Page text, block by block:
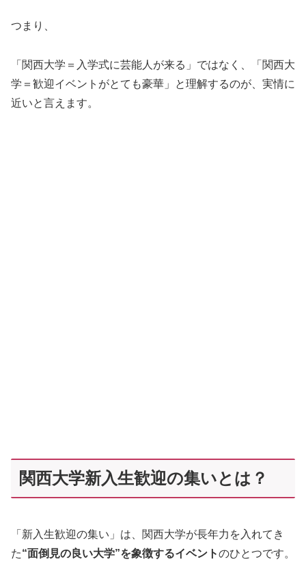
つまり、
「関西大学＝入学式に芸能人が来る」ではなく、「関西大
学＝歓迎イベントがとても豪華」と理解するのが、実情に
近いと言えます。
関西大学新入生歓迎の集いとは？
「新入生歓迎の集い」は、関西大学が長年力を入れてき
た“面倒見の良い大学”を象徴するイベントのひとつです。